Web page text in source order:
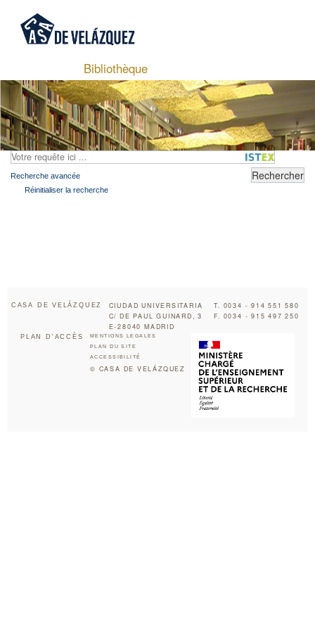
Bibliothèque
Recherche avancée
Réinitialiser la recherche
CASA DE VELÁZQUEZ
CIUDAD UNIVERSITARIA
C/ DE PAUL GUINARD, 3
E-28040 MADRID
T. 0034 - 914 551 580
F. 0034 - 915 497 250
PLAN D'ACCÈS
MENTIONS LEGALES
PLAN DU SITE
ACCESSIBILITÉ
© CASA DE VELÁZQUEZ